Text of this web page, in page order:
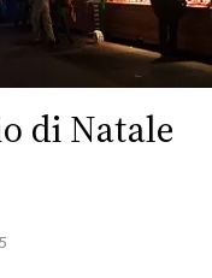
di Natale